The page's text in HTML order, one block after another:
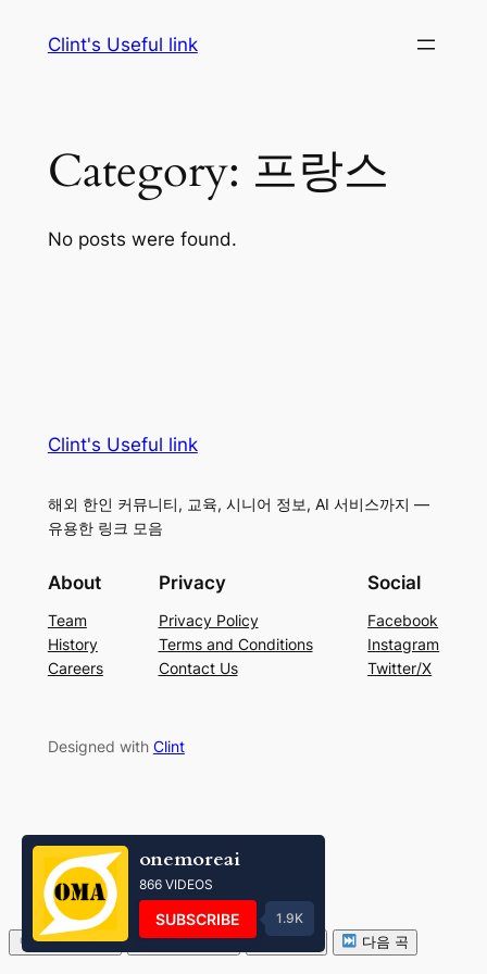
Clint's Useful link
Category: 프랑스
No posts were found.
Clint's Useful link
해외 한인 커뮤니티, 교육, 시니어 정보, AI 서비스까지 —
유용한 링크 모음
About
Team
History
Careers
Privacy
Privacy Policy
Terms and Conditions
Contact Us
Social
Facebook
Instagram
Twitter/X
Designed with Clint
볼륨 줄이기 볼륨 키우기 다음 곡
onemoreai
866 VIDEOS
SUBSCRIBE 1.9K